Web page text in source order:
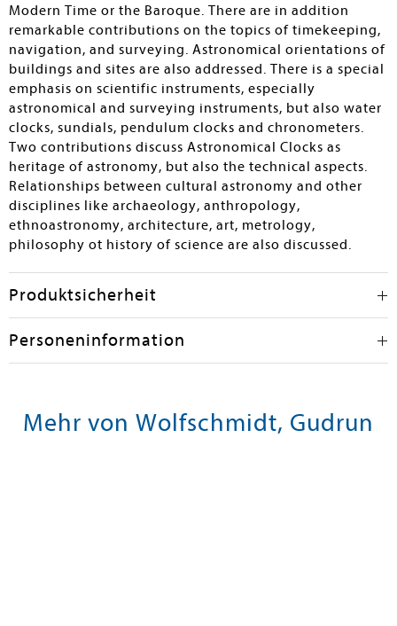
Modern Time or the Baroque. There are in addition
remarkable contributions on the topics of timekeeping,
navigation, and surveying. Astronomical orientations of
buildings and sites are also addressed. There is a special
emphasis on scientific instruments, especially
astronomical and surveying instruments, but also water
clocks, sundials, pendulum clocks and chronometers.
Two contributions discuss Astronomical Clocks as
heritage of astronomy, but also the technical aspects.
Relationships between cultural astronomy and other
disciplines like archaeology, anthropology,
ethnoastronomy, architecture, art, metrology,
philosophy ot history of science are also discussed.
Produktsicherheit
Personeninformation
Mehr von Wolfschmidt, Gudrun